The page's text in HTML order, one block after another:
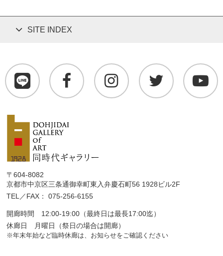
SITE INDEX
〒604-8082
京都市中京区三条通御幸町東入弁慶石町56 1928ビル2F
TEL／FAX： 075-256-6155
開廊時間 12:00-19:00（最終日は最長17:00迄）
休廊日 月曜日（祭日の場合は開廊）
※年末年始など臨時休廊は、お知らせをご確認ください